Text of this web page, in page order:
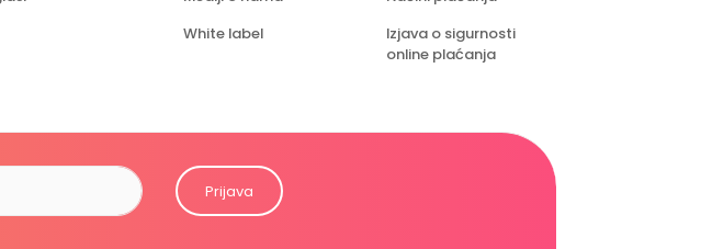
White label
Izjava o sigurnosti
online plaćanja
Prijava